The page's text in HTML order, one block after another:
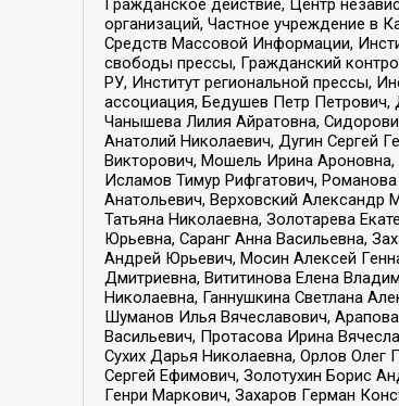
Гражданское действие, Центр
организаций, Частное учреждение в
Средств Массовой Информации,
свободы прессы, Гражданский
РУ, Институт региональной прессы,
ассоциация, Бедушев Петр
Чанышева Лилия Айратовна,
Анатолий Николаевич, Дугин Сергей
Викторович, Мошель Ирина
Исламов Тимур Рифгатович,
Анатольевич, Верховский Александр
Татьяна Николаевна, Золотарева
Юрьевна, Саранг Анна Васильевна,
Андрей Юрьевич, Мосин Алексей
Дмитриевна, Вититинова Елена
Николаевна, Ганнушкина Светлана
Шуманов Илья Вячеславович,
Васильевич, Протасова Ирина
Сухих Дарья Николаевна, Орлов Олег
Сергей Ефимович, Золотухин Борис
Генри Маркович, Захаров Герман